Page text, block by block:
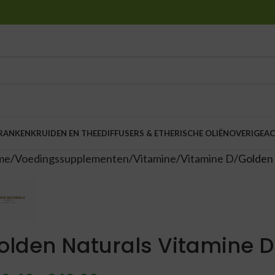
KRUIDEN EN THEEDIFFUSERS & ETHERISCHE OLIËNOVERIGE
Voedingssupplementen Vitamine Vitamine D
Naturals Vitamine